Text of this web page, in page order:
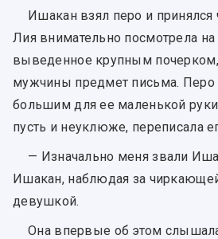
Ишакан взял перо и принялся
Лия внимательно посмотрела на
выведенное крупным почерком,
мужчины предмет письма.
большим для ее маленькой
пусть и неуклюже, переписала
— Изначально меня звали
Ишакан, наблюдая за
девушкой.
Она впервые об этом